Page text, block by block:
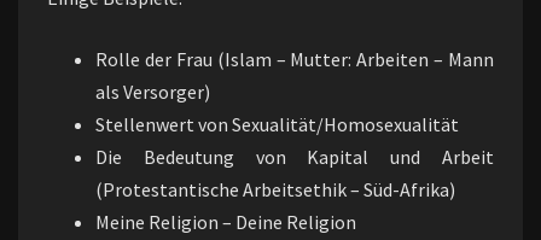
Rolle der Frau (Islam – Mutter: Arbeiten – Mann
als Versorger)
Stellenwert von Sexualität/Homosexualität
Die Bedeutung von Kapital und Arbeit
(Protestantische Arbeitsethik – Süd-Afrika)
Meine Religion – Deine Religion